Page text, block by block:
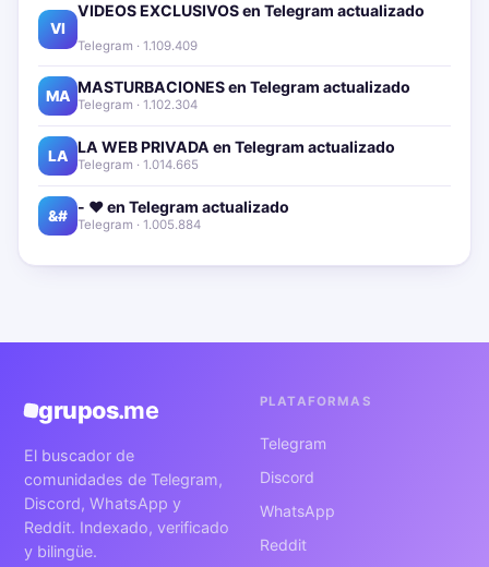
VI
VIDEOS EXCLUSIVOS en Telegram actualizado📱
Telegram · 1.109.409
MA MASTURBACIONES en Telegram actualizado📱🔥
Telegram · 1.102.304
LA LA WEB PRIVADA en Telegram actualizado📱🔥
Telegram · 1.014.665
&# - ❤️ en Telegram actualizado📱🔥
Telegram · 1.005.884
grupos.me
El buscador de
comunidades de Telegram,
Discord, WhatsApp y
Reddit. Indexado, verificado
y bilingüe.
PLATAFORMAS
Telegram
Discord
WhatsApp
Reddit